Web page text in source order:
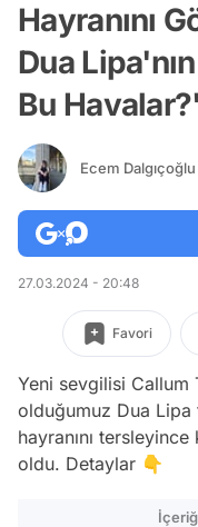
Hayranını
Dua
Bu
Ecem Dalgıçoğlu
27.03.2024 - 20:48
Favori
Yeni sevgilisi Callum
olduğumuz Dua
hayranını
oldu. Detaylar 👇